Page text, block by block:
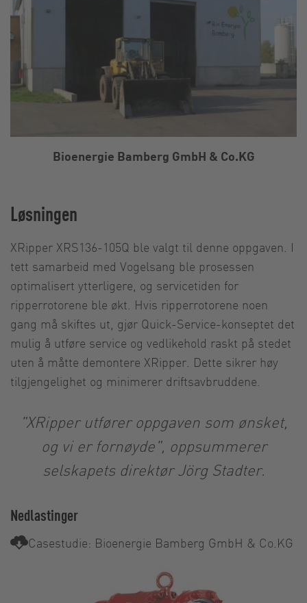
Bioenergie Bamberg GmbH & Co.KG
Løsningen
XRipper XRS136-105Q ble valgt til denne oppgaven. I
tett samarbeid med Vogelsang ble prosessen
optimalisert ytterligere, og servicetiden for
ripperrotorene ble økt. Hvis ripperrotorene noen
gang må skiftes ut, gjør Quick-Service-konseptet det
mulig å utføre service og vedlikehold raskt på stedet
uten å måtte demontere XRipper. Dette sikrer høy
tilgjengelighet og minimerer driftsavbruddene.
"XRipper utfører oppgaven som ønsket,
og vi er fornøyde", oppsummerer
selskapets direktør Jörg Stadter.
Nedlastinger
Casestudie: Bioenergie Bamberg GmbH & Co.KG